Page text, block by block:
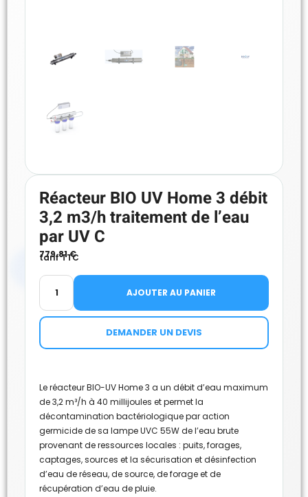
Réacteur BIO UV Home 3 débit
3,2 m3/h traitement de l’eau
par UV C
779.81€
tarif TTC
AJOUTER AU PANIER
DEMANDER UN DEVIS
Le réacteur BIO-UV Home 3 a un débit d’eau maximum
de 3,2 m³/h à 40 millijoules et permet la
décontamination bactériologique par action
germicide de sa lampe UVC 55W de l’eau brute
provenant de ressources locales : puits, forages,
captages, sources et la sécurisation et désinfection
d’eau de réseau, de source, de forage et de
récupération d’eau de pluie.